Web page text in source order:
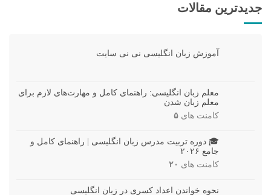
جدیدترین مقالات
آموزش زبان انگلیسی نی نی سایت
معلم زبان انگلیسی: راهنمای کامل و مهارت‌های لازم برای
معلم زبان شدن
کامنت های ۵
🎓 دوره تربیت مدرس زبان انگلیسی | راهنمای کامل و
جامع ۲۰۲۶
کامنت های ۲۰
نحوه خواندن اعداد کسری در زبان انگلیسی